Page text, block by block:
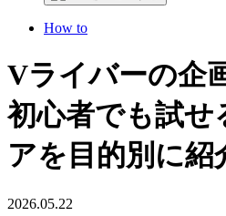
How to
Vライバーの企
初心者でも試せ
アを目的別に紹
2026.05.22